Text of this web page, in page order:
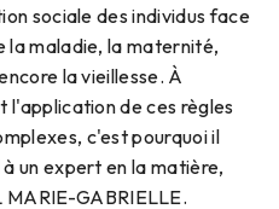
sociale des individus face
la maladie, la maternité,
la vieillesse. À
l'application de ces règles
c'est pourquoi il
un expert en la matière,
GABRIELLE.